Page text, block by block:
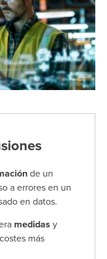
de un
a errores en un
en datos.
medidas y
más